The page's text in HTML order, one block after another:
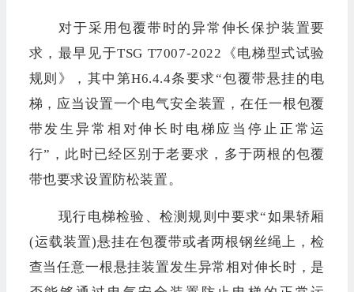
对于采用包覆带时的异常伸长保护装置要
求，最早见于TSG T7007-2022《电梯型式试验
规则》，其中第H6.4.4条要求“包覆带悬挂的电
梯，应当设置一个电气安全装置，在任一根包覆
带发生异常相对伸长时电梯应当停止正常运
行”，此时已经区别于老要求，多于两根的包覆
带也要求设置防松装置。
现行电梯检验、检测规则中要求“如果轿厢
(运载装置)悬挂在包覆带或者两根钢丝绳上，检
查当任意一根悬挂装置发生异常相对伸长时，是